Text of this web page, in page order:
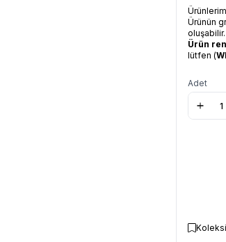
Ürünün
oluşabilir.
Ürün
lütfen (
Adet